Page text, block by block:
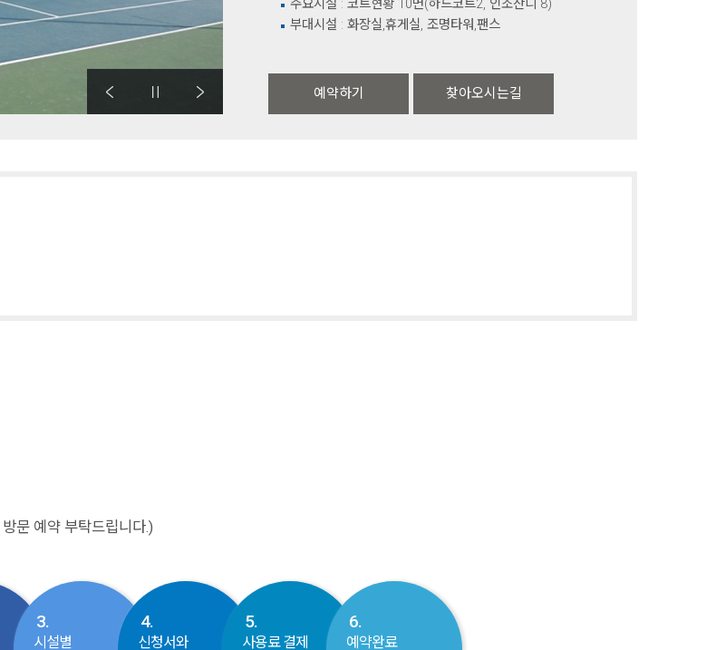
예약하기 찾아오시는길
주요시설 : 코트현황 10면(하드코트2, 인조잔디 8)
부대시설 : 화장실,휴게실, 조명타워,팬스
문 예약 부탁드립니다.)
3.
시설별
4.
신청서와
5.
사용료 결제
6.
예약완료